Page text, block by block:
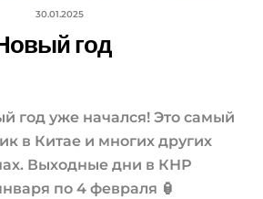
30.01.2025
год
год уже начался! Это самый
в Китае и многих других
Выходные дни в КНР
по 4 февраля 🏮